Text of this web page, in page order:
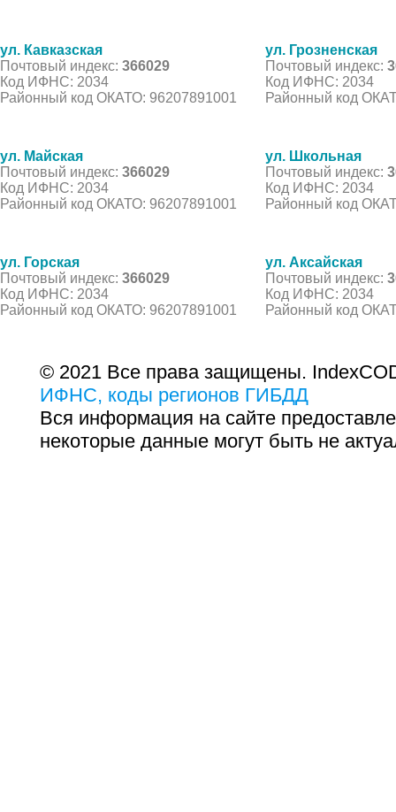
ул. Кавказская
Почтовый индекс: 366029
Код ИФНС: 2034
Районный код ОКАТО: 96207891001
ул. Грозненская
Почтовый индекс:
Код ИФНС: 2034
Районный код
ул. Майская
Почтовый индекс: 366029
Код ИФНС: 2034
Районный код ОКАТО: 96207891001
ул. Школьная
Почтовый индекс:
Код ИФНС: 2034
Районный код
ул. Горская
Почтовый индекс: 366029
Код ИФНС: 2034
Районный код ОКАТО: 96207891001
ул. Аксайская
Почтовый индекс:
Код ИФНС: 2034
Районный код
© 2021 Все права защищены.
ИФНС, коды регионов ГИБДД
Вся информация на сайте
некоторые данные могут быть не